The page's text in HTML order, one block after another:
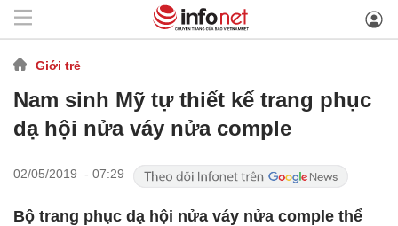
Giới trẻ
Nam sinh Mỹ tự thiết kế trang phục
dạ hội nửa váy nửa comple
02/05/2019 - 07:29
Bộ trang phục dạ hội nửa váy nửa comple thể